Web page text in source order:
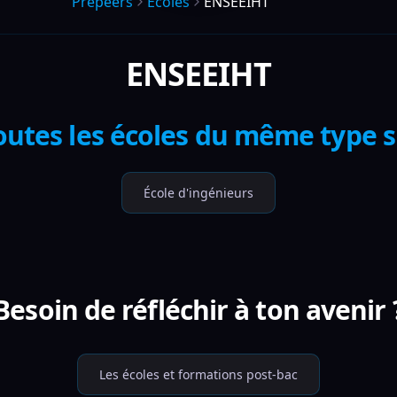
ENSEEIHT
les écoles du même type
École d'ingénieurs
de réfléchir à ton avenir
Les écoles et formations post-bac